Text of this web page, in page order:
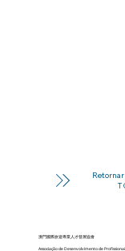
Retornar
澳門國際旅遊專業人才發展協會
Associação de Desenvolvimento de